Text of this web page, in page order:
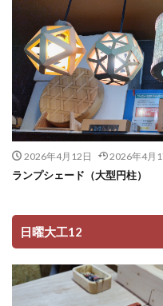
2026年4月12日 2026年4月
ランプシェード（大型円柱）
日曜大工12